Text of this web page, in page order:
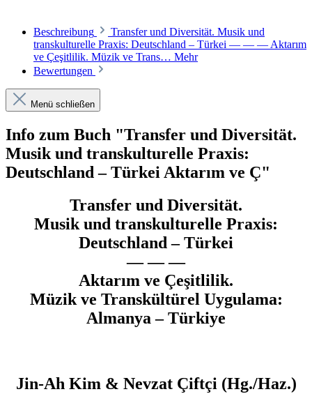
Beschreibung
Transfer und Diversität. Musik und
transkulturelle Praxis: Deutschland – Türkei — — — Aktarım
ve Çeşitlilik. Müzik ve Trans… Mehr
Bewertungen
Menü schließen
Info zum Buch "Transfer und Diversität.
Musik und transkulturelle Praxis:
Deutschland – Türkei Aktarım ve Ç"
Transfer und Diversität.
Musik und transkulturelle Praxis:
Deutschland – Türkei
— — —
Aktarım ve Çeşitlilik.
Müzik ve Transkültürel Uygulama:
Almanya – Türkiye
Jin-Ah Kim & Nevzat Çiftçi (Hg./Haz.)